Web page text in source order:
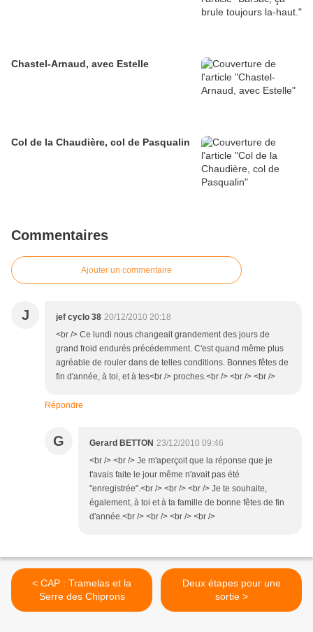
Chastel-Arnaud, avec Estelle
Col de la Chaudière, col de Pasqualin
Commentaires
Ajouter un commentaire
J jef cyclo 38 20/12/2010 20:18
<br /> Ce lundi nous changeait grandement des jours de
grand froid endurés précédemment. C'est quand même plus
agréable de rouler dans de telles conditions. Bonnes fêtes de
fin d'année, à toi, et à tes<br /> proches.<br /> <br /> <br />
Répondre
G Gerard BETTON 23/12/2010 09:46
<br /> <br /> Je m'aperçoit que la réponse que je
t'avais faite le jour même n'avait pas été
"enregistrée".<br /> <br /> <br /> Je te souhaite,
également, à toi et à ta famille de bonne fêtes de fin
d'année.<br /> <br /> <br /> <br />
< CAP : Tramelas et la
Serre des Chiprons
Deux étapes pour une
sortie >